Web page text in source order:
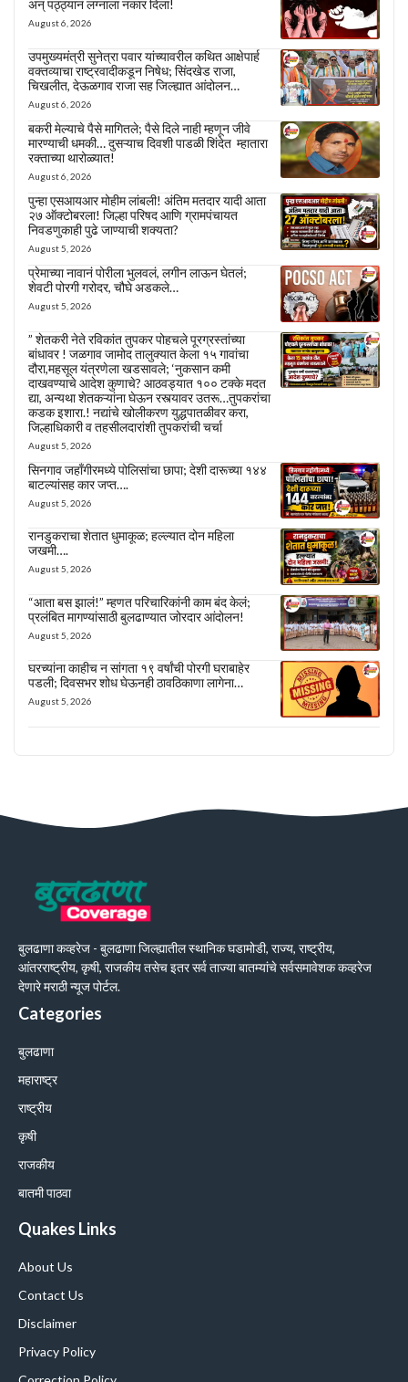
अन् पठ्ठ्यानं लग्नाला नकार दिला!
August 6, 2026
उपमुख्यमंत्री सुनेत्रा पवार यांच्यावरील कथित आक्षेपार्ह
वक्तव्याचा राष्ट्रवादीकडून निषेध; सिंदखेड राजा,
चिखलीत, देऊळगाव राजा सह जिल्ह्यात आंदोलन…
August 6, 2026
बकरी मेल्याचे पैसे मागितले; पैसे दिले नाही म्हणून जीवे
मारण्याची धमकी… दुसऱ्याच दिवशी पाडळी शिंदेत म्हातारा
रक्ताच्या थारोळ्यात!
August 6, 2026
पुन्हा एसआयआर मोहीम लांबली! अंतिम मतदार यादी आता
२७ ऑक्टोबरला! जिल्हा परिषद आणि ग्रामपंचायत
निवडणुकाही पुढे जाण्याची शक्यता?
August 5, 2026
प्रेमाच्या नावानं पोरीला भुलवलं, लगीन लाऊन घेतलं;
शेवटी पोरगी गरोदर, चौघे अडकले…
August 5, 2026
” शेतकरी नेते रविकांत तुपकर पोहचले पूरग्रस्तांच्या
बांधावर ! जळगाव जामोद तालुक्यात केला १५ गावांचा
दौरा,महसूल यंत्रणेला खडसावले; ‘नुकसान कमी
दाखवण्याचे आदेश कुणाचे? आठवड्यात १०० टक्के मदत
द्या, अन्यथा शेतकऱ्यांना घेऊन रस्त्यावर उतरू…तुपकरांचा
कडक इशारा.! नद्यांचे खोलीकरण युद्धपातळीवर करा,
जिल्हाधिकारी व तहसीलदारांशी तुपकरांची चर्चा
August 5, 2026
सिनगाव जहाँगीरमध्ये पोलिसांचा छापा; देशी दारूच्या १४४
बाटल्यांसह कार जप्त….
August 5, 2026
रानडुकराचा शेतात धुमाकूळ; हल्ल्यात दोन महिला
जखमी….
August 5, 2026
“आता बस झालं!” म्हणत परिचारिकांनी काम बंद केलं;
प्रलंबित मागण्यांसाठी बुलढाण्यात जोरदार आंदोलन!
August 5, 2026
घरच्यांना काहीच न सांगता १९ वर्षांची पोरगी घराबाहेर
पडली; दिवसभर शोध घेऊनही ठावठिकाणा लागेना…
August 5, 2026
बुलढाणा कव्हरेज - बुलढाणा जिल्ह्यातील स्थानिक घडामोडी, राज्य, राष्ट्रीय,
आंतरराष्ट्रीय, कृषी, राजकीय तसेच इतर सर्व ताज्या बातम्यांचे सर्वसमावेशक कव्हरेज
देणारे मराठी न्यूज पोर्टल.
Categories
बुलढाणा
महाराष्ट्र
राष्ट्रीय
कृषी
राजकीय
बातमी पाठवा
Quakes Links
About Us
Contact Us
Disclaimer
Privacy Policy